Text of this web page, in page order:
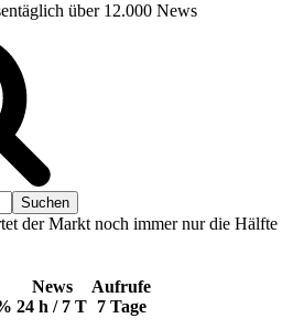
über 12.000 News
der Markt noch immer nur die Hälfte
News
24 h / 7 T
Aufrufe
7 Tage